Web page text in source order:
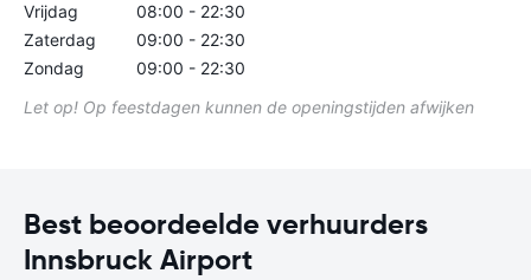
Vrijdag
08:00 - 22:30
Zaterdag
09:00 - 22:30
Zondag
09:00 - 22:30
Let op! Op feestdagen kunnen de openingstijden afwijken
Best beoordeelde verhuurders
Innsbruck Airport